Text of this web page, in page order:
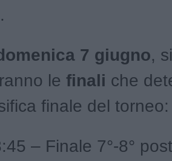
7 giugno, si
le finali che
finale del torneo:
– Finale 7°-8°